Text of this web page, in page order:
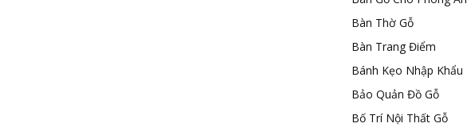
Bàn Thờ Gỗ
Bàn Trang Điểm
Bánh Kẹo Nhập Khẩu
Bảo Quản Đồ Gỗ
Bố Trí Nội Thất Gỗ